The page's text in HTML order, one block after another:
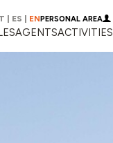
ES ENPERSONAL AREA
AGENTSACTIVITIES